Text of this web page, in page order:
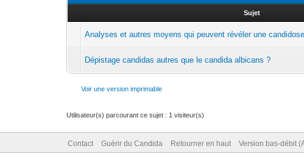
Sujet
Analyses et autres moyens qui peuvent révéler une candidose
Dépistage candidas autres que le candida albicans ?
Voir une version imprimable
Utilisateur(s) parcourant ce sujet : 1 visiteur(s)
Contact Guérir du Candida Retourner en haut Version bas-débit